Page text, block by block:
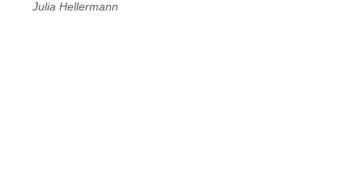
Julia Hellermann